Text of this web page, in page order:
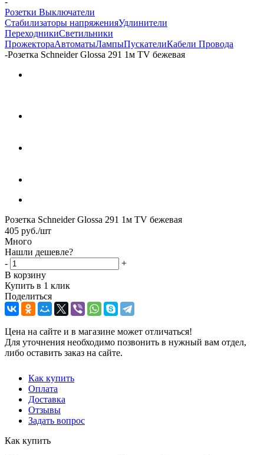
Розетки Выключатели
Стабилизаторы напряженияУдлинители
ПереходникиСветильники
ПрожектораАвтоматыЛампыПускателиКабели Провода
-Розетка Schneider Glossa 291 1м TV бежевая
Розетка Schneider Glossa 291 1м TV бежевая
405 руб./шт
Много
Нашли дешевле?
-
+
В корзину
Купить в 1 клик
Поделиться
Цена на сайте и в магазине может отличаться!
Для уточнения необходимо позвонить в нужный вам отдел,
либо оставить заказ на сайте.
Как купить
Оплата
Доставка
Отзывы
Задать вопрос
Как купить